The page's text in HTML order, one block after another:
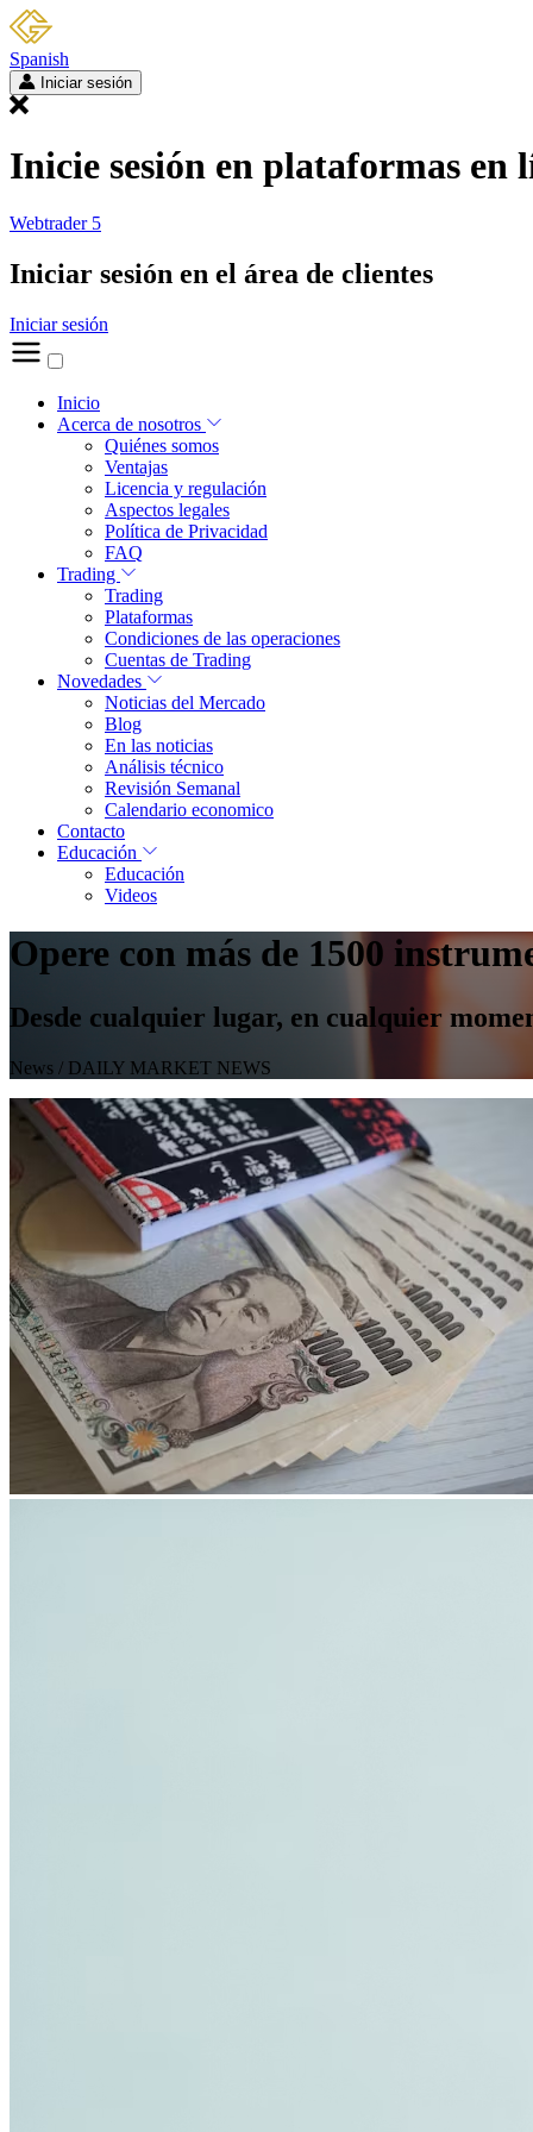
Spanish
Iniciar sesión
Inicie sesión en plataformas en
Webtrader 5
Iniciar sesión en el área de clientes
Iniciar sesión
Inicio
Acerca de nosotros
Quiénes somos
Ventajas
Licencia y regulación
Aspectos legales
Política de Privacidad
FAQ
Trading
Trading
Plataformas
Condiciones de las operaciones
Cuentas de Trading
Novedades
Noticias del Mercado
Blog
En las noticias
Análisis técnico
Revisión Semanal
Calendario economico
Contacto
Educación
Educación
Videos
Opere con más de 1500
Desde cualquier lugar, en cualquier
News / DAILY MARKET NEWS